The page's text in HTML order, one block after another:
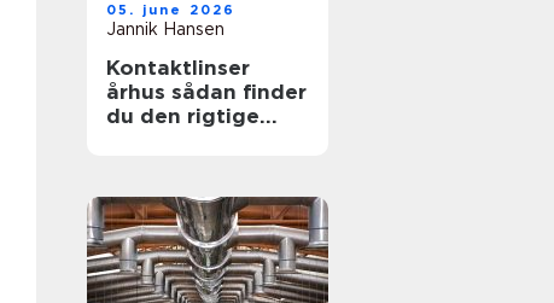
05. june 2026
Jannik Hansen
Kontaktlinser
århus sådan finder
du den rigtige